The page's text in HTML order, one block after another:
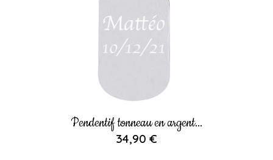
Pendentif tonneau en argent...
34,90 €